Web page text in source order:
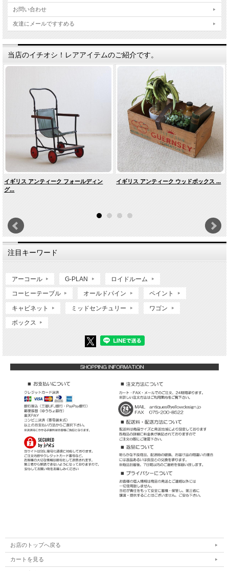
お問い合わせ
友達にメールですすめる
当店のイチオシ！レアアイテムのご紹介です。
イギリス アンティーク フォールディン
グ...
イギリス アンティーク ウッドボックス ...
注目キーワード
アーコール G-PLAN ロイドルーム
コーヒーテーブル オールドパイン ペイント
キャビネット ミッドセンチュリー ワゴン
ボックス
お店のトップへ戻る
カートを見る